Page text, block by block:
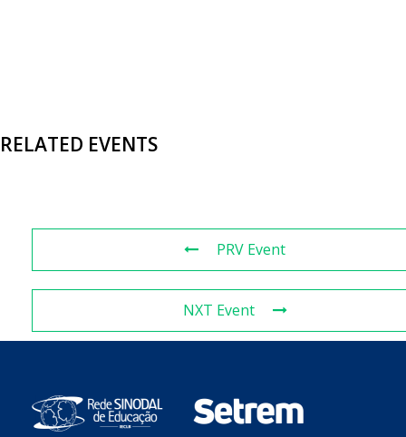
RELATED EVENTS
PRV Event
NXT Event